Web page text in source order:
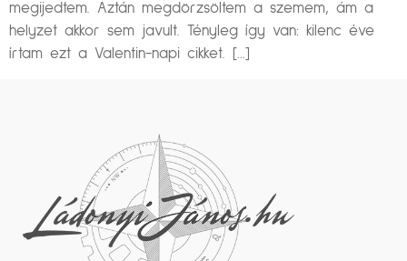
megijedtem. Aztán megdörzsöltem a szemem, ám a
helyzet akkor sem javult. Tényleg így van: kilenc éve
írtam ezt a Valentin-napi cikket. […]